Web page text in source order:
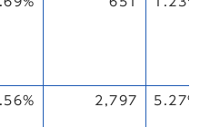
2,797 5.27%